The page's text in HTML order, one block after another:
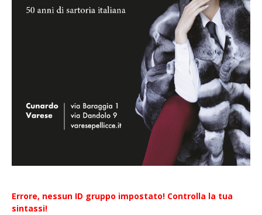
Errore, nessun ID gruppo impostato! Controlla la tua
sintassi!